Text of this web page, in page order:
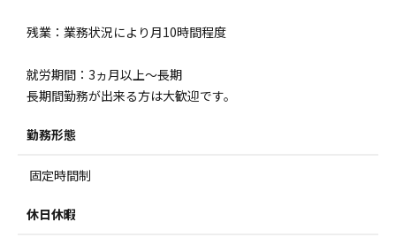
残業：業務状況により月10時間程度
就労期間：3ヵ月以上～長期
長期間勤務が出来る方は大歓迎です。
勤務形態
固定時間制
休日休暇